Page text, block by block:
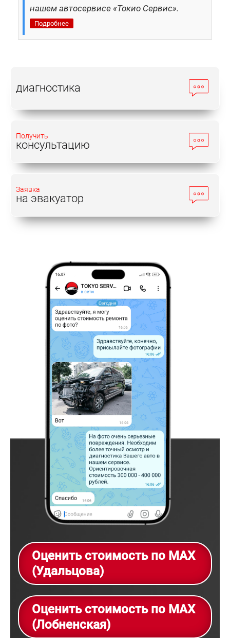
нашем автосервисе «Токио Сервис».
Подробнее
диагностика
Получить
консультацию
Заявка
на эвакуатор
Оценить стоимость по MAX
(Удальцова)
Оценить стоимость по MAX
(Лобненская)